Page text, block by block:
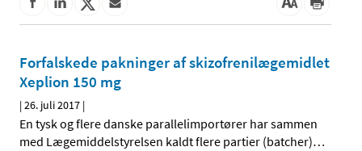
Forfalskede pakninger af skizofrenilægemidlet
Xeplion 150 mg
|26. juli 2017 |
En tysk og flere danske parallelimportører har sammen
med Lægemiddelstyrelsen kaldt flere partier (batcher)…